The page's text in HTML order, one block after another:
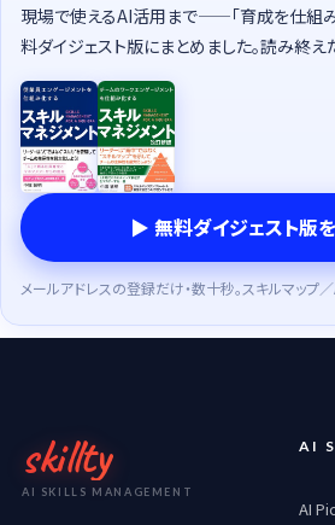
現場で使えるAI活用まで——「育成を仕組
料ダイジェスト版にまとめました。読み終え
▶ 無料ダイジェスト版
メールアドレスの登録だけ・数十秒。スキルマップ
skillty
AI SKILLS MANAGEMENT
AI
AI